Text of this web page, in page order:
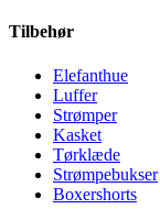
Tilbehør
Elefanthue
Luffer
Strømper
Kasket
Tørklæde
Strømpebukser
Boxershorts